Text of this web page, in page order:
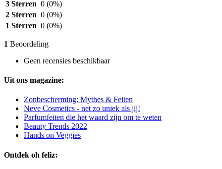
3 Sterren 0 (0%)
2 Sterren 0 (0%)
1 Sterren 0 (0%)
1 Beoordeling
Geen recensies beschikbaar
Uit ons magazine:
Zonbescherming: Mythes & Feiten
Neve Cosmetics - net zo uniek als jij!
Parfumfeiten die het waard zijn om te weten
Beauty Trends 2022
Hands on Veggies
Ontdek oh feliz: